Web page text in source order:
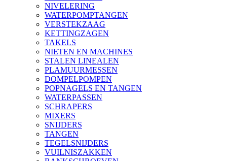
NIVELERING
WATERPOMPTANGEN
VERSTEKZAAG
KETTINGZAGEN
TAKELS
NIETEN EN MACHINES
STALEN LINEALEN
PLAMUURMESSEN
DOMPELPOMPEN
POPNAGELS EN TANGEN
WATERPASSEN
SCHRAPERS
MIXERS
SNIJDERS
TANGEN
TEGELSNIJDERS
VUILNISZAKKEN